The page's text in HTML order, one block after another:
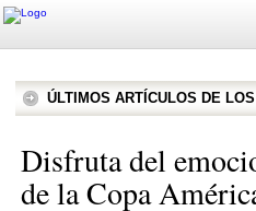
ÚLTIMOS ARTÍCULOS DE
Disfruta del
de la Copa